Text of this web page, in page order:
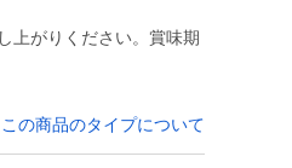
上がりください。賞味期
この商品のタイプについて